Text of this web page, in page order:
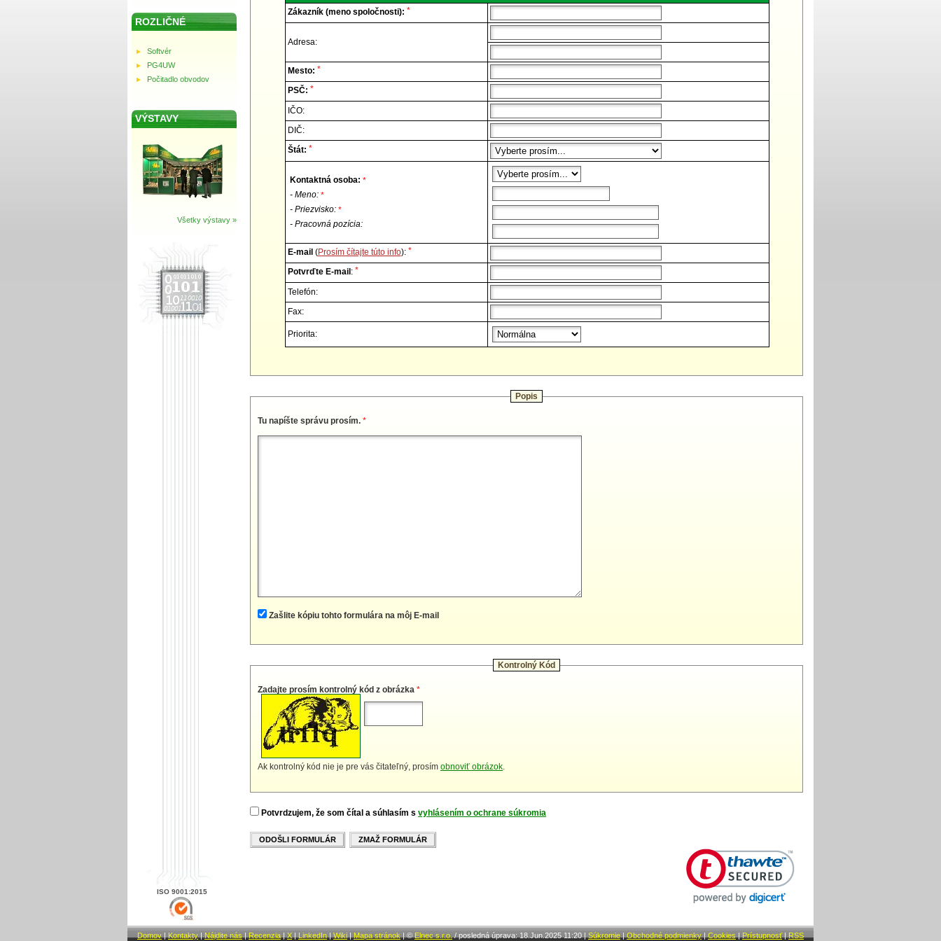
ROZLIČNÉ
Softvér
PG4UW
Počitadlo obvodov
VÝSTAVY
Všetky výstavy »
ISO 9001:2015
Zákazník (meno spoločnosti): *
Adresa:
Mesto: *
PSČ: *
IČO:
DIČ:
Štát: *
Kontaktná osoba: *
- Meno: *
- Priezvisko: *
- Pracovná pozícia:
E-mail (Prosím čítajte túto info): *
Potvrďte E-mail : *
Telefón:
Fax:
Priorita:
Popis
Tu napíšte správu prosím. *
Zašlite kópiu tohto formulára na môj E-mail
Kontrolný Kód
Zadajte prosím kontrolný kód z obrázka *
Ak kontrolný kód nie je pre vás čitateľný, prosím obnoviť obrázok.
Potvrdzujem, že som čítal a súhlasím s vyhlásením o ochrane súkromia
ODOŠLI FORMULÁR ZMAŽ FORMULÁR
Domov | Kontakty | Nájdite nás | Recenzia | X | LinkedIn | Wiki | Mapa stránok | © Elnec s.r.o. / posledná úprava: 18.Jun.2025 11:20 | Súkromie | Obchodné podmienky | Cookies | Prístupnosť| RSS